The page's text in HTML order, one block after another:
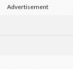
Advertisement